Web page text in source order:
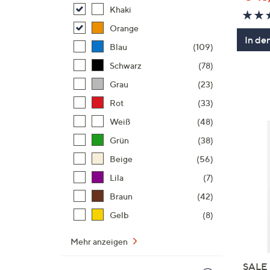
Khaki
Orange
Blau
(109)
Schwarz
(78)
Grau
(23)
Rot
(33)
Weiß
(48)
Grün
(38)
Beige
(56)
Lila
(7)
Braun
(42)
Gelb
(8)
Mehr anzeigen
In
SALE